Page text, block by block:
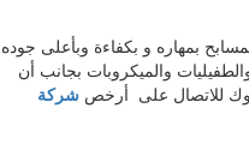
بمهاره و بكفاءة وبأعلى جوده
والميكروبات بجانب أن
للاتصال على أرخص شركة